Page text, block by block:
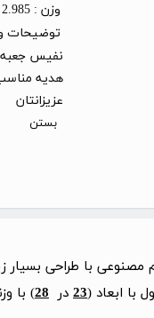
وزن :2.985
توضیحات
نفیس جعبه
هدیه
عزیزانتان
بستن
با طراحی بسیار
ابعاد (23 در 28) با